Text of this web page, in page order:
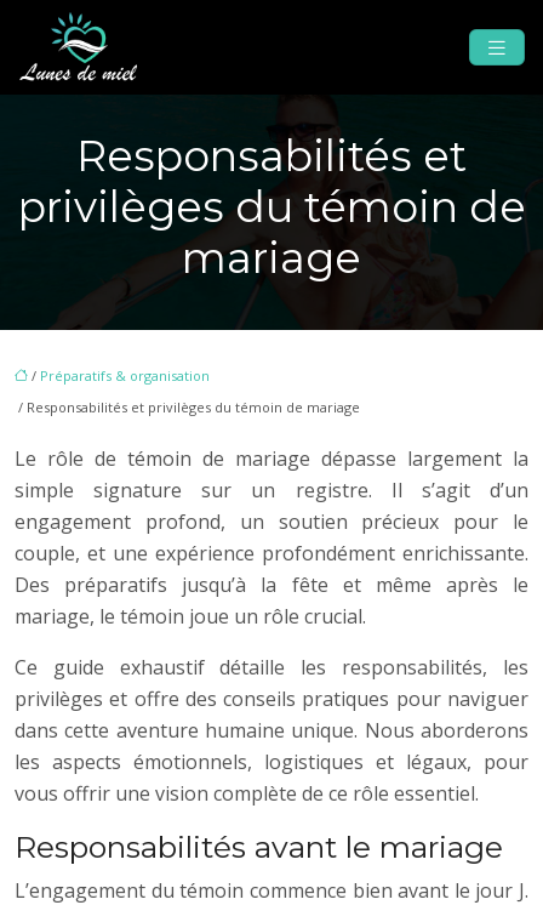
Responsabilités et
privilèges du témoin de
mariage
/ Préparatifs & organisation
/ Responsabilités et privilèges du témoin de mariage
Le rôle de témoin de mariage dépasse largement la
simple signature sur un registre. Il s’agit d’un
engagement profond, un soutien précieux pour le
couple, et une expérience profondément enrichissante.
Des préparatifs jusqu’à la fête et même après le
mariage, le témoin joue un rôle crucial.
Ce guide exhaustif détaille les responsabilités, les
privilèges et offre des conseils pratiques pour naviguer
dans cette aventure humaine unique. Nous aborderons
les aspects émotionnels, logistiques et légaux, pour
vous offrir une vision complète de ce rôle essentiel.
Responsabilités avant le mariage
L’engagement du témoin commence bien avant le jour J.